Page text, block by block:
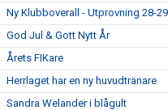
Ny Klubboverall - Utprovning 28-
God Jul & Gott Nytt År
Årets FIKare
Herrlaget har en ny huvudtränare
Sandra Welander i blågult